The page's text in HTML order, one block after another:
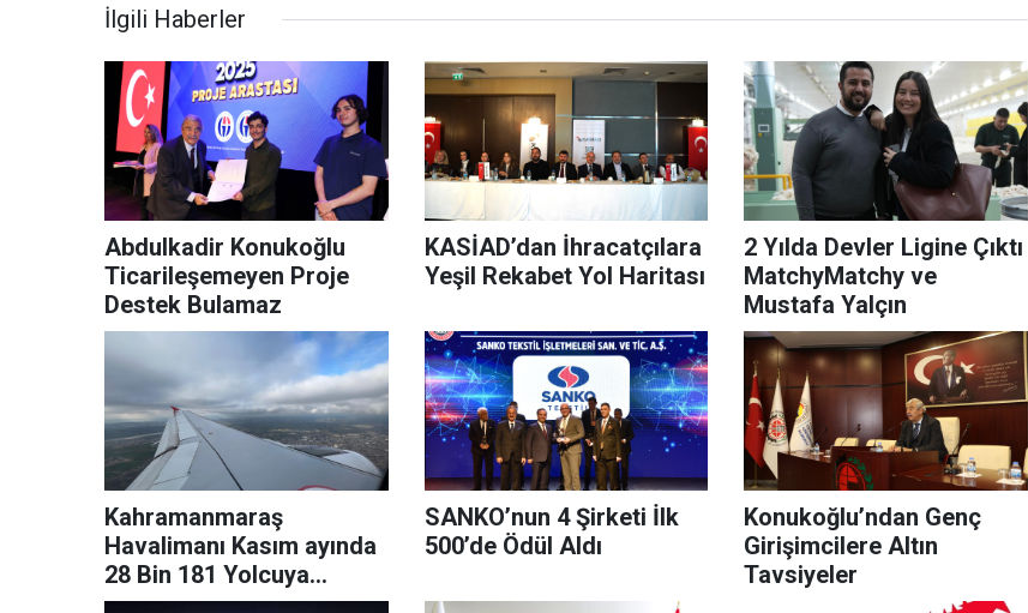
İlgili Haberler
Abdulkadir Konukoğlu
Ticarileşemeyen Proje
Destek Bulamaz
KASİAD’dan İhracatçılara
Yeşil Rekabet Yol Haritası
2 Yılda Devler Ligine Çıktı
MatchyMatchy ve
Mustafa Yalçın
Kahramanmaraş
Havalimanı Kasım ayında
28 Bin 181 Yolcuya
Hizmet Verdi
SANKO’nun 4 Şirketi İlk
500’de Ödül Aldı
Konukoğlu’ndan Genç
Girişimcilere Altın
Tavsiyeler